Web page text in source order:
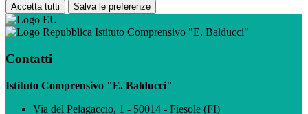
Accetta tutti Salva le preferenze
Istituto Comprensivo "E. Balducci"
Contatti
Istituto Comprensivo "E. Balducci"
Via del Pelagaccio, 1 - 50014 - Fiesole (FI)